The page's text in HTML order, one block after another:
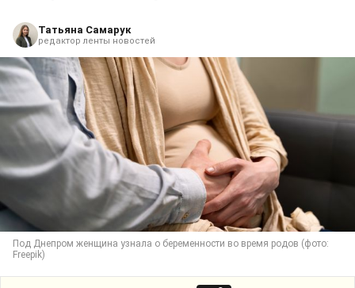
Татьяна Самарук
редактор ленты новостей
Под Днепром женщина узнала о беременности во время родов (фото:
Freepik)